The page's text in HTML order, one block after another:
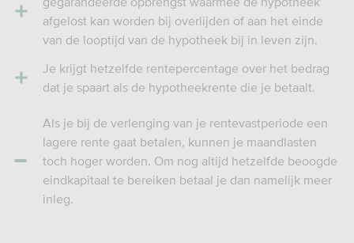
afgelost kan worden bij overlijden of aan het einde
van de looptijd van de hypotheek bij in leven zijn.
Je krijgt hetzelfde rentepercentage over het bedrag
dat je spaart als de hypotheekrente die je betaalt.
Als je bij de verlenging van je rentevastperiode een
lagere rente gaat betalen, kunnen je maandlasten
toch hoger worden. Om nog altijd hetzelfde beoogde
eindkapitaal te bereiken betaal je dan namelijk meer
inleg.